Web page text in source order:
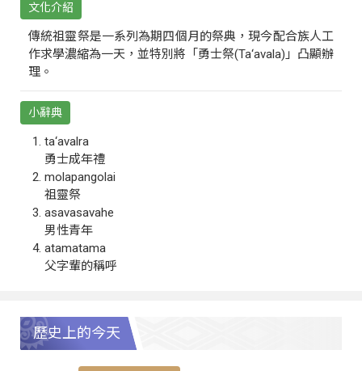
文化介紹
傳統祖靈祭是一系列為期四個月的祭典，現今配合族人工
作求學濃縮為一天，並特別將「勇士祭(Ta‘avala)」凸顯辦
理。
小辭典
ta‘avalra
勇士成年禮
molapangolai
祖靈祭
asavasavahe
男性青年
atamatama
父字輩的稱呼
歷史上的今天